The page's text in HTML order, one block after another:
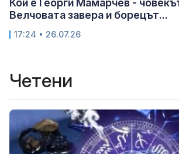
Кой е Георги Мамарчев -
Велчовата завера и борецът...
17:24 • 26.07.26
Четени